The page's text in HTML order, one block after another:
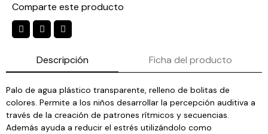
Comparte este producto
Descripción Ficha del producto
Palo de agua plástico transparente, relleno de bolitas de
colores. Permite a los niños desarrollar la percepción auditiva a
través de la creación de patrones rítmicos y secuencias.
Además ayuda a reducir el estrés utilizándolo como